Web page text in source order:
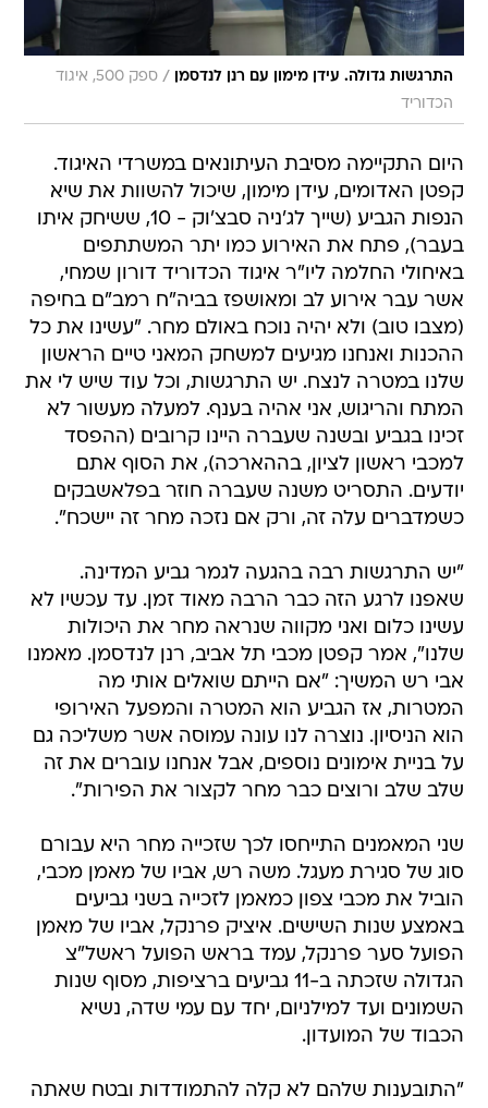
התרגשות גדולה. עידן מימון עם רנן לנדסמן /
ספק 500, איגוד
הכדוריד
היום התקיימה מסיבת העיתונאים במשרדי האיגוד.
קפטן האדומים, עידן מימון, שיכול להשוות את שיא
הנפות הגביע (שייך לג'ניה סבצ'וק - 10, ששיחק איתו
בעבר), פתח את האירוע כמו יתר המשתתפים
באיחולי החלמה ליו"ר איגוד הכדוריד דורון שמחי,
אשר עבר אירוע לב ומאושפז בביה"ח רמב"ם בחיפה
(מצבו טוב) ולא יהיה נוכח באולם מחר. "עשינו את כל
ההכנות ואנחנו מגיעים למשחק המאני טיים הראשון
שלנו במטרה לנצח. יש התרגשות, וכל עוד שיש לי את
המתח והריגוש, אני אהיה בענף. למעלה מעשור לא
זכינו בגביע ובשנה שעברה היינו קרובים (ההפסד
למכבי ראשון לציון, בההארכה), את הסוף אתם
יודעים. התסריט משנה שעברה חוזר בפלאשבקים
כשמדברים עלה זה, ורק אם נזכה מחר זה יישכח".
"יש התרגשות רבה בהגעה לגמר גביע המדינה.
שאפנו לרגע הזה כבר הרבה מאוד זמן. עד עכשיו לא
עשינו כלום ואני מקווה שנראה מחר את היכולות
שלנו", אמר קפטן מכבי תל אביב, רנן לנדסמן. מאמנו
אבי רש המשיך: "אם הייתם שואלים אותי מה
המטרות, אז הגביע הוא המטרה והמפעל האירופי
הוא הניסיון. נוצרה לנו עונה עמוסה אשר משליכה גם
על בניית אימונים נוספים, אבל אנחנו עוברים את זה
שלב שלב ורוצים כבר מחר לקצור את הפירות".
שני המאמנים התייחסו לכך שזכייה מחר היא עבורם
סוג של סגירת מעגל. משה רש, אביו של מאמן מכבי,
הוביל את מכבי צפון כמאמן לזכייה בשני גביעים
באמצע שנות השישים. איציק פרנקל, אביו של מאמן
הפועל סער פרנקל, עמד בראש הפועל ראשל"צ
הגדולה שזכתה ב-11 גביעים ברציפות, מסוף שנות
השמונים ועד למילניום, יחד עם עמי שדה, נשיא
הכבוד של המועדון.
"התובענות שלהם לא קלה להתמודדות ובטח שאתה